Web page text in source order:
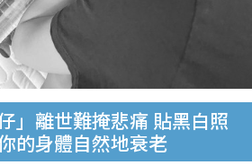
」離世難掩悲痛 貼黑白照
的身體自然地衰老